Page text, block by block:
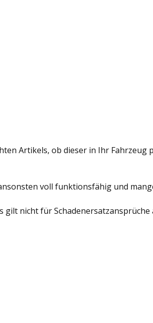
Artikels, ob dieser in Ihr Fahrzeug
voll funktionsfähig und
gilt nicht für